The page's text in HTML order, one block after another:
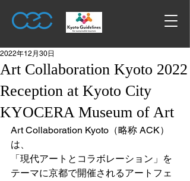
Art Collaboration Kyoto 2022
Reception at Kyoto City
KYOCERA Museum of Art
2022年12月30日
Art Collaboration Kyoto（略称 ACK）
は、
「現代アートとコラボレーション」を
テーマに京都で開催されるアートフェ